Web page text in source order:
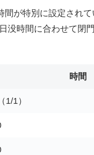
が特別に設定され
没時間に合わせて閉
時間
1/1）